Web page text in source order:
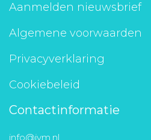
Aanmelden nieuwsbrief
Algemene voorwaarden
Privacyverklaring
Cookiebeleid
Contactinformatie
info@ivm.nl